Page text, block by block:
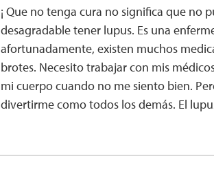
¡ Que no tenga cura no significa que no
desagradable tener lupus. Es una
afortunadamente, existen muchos
brotes. Necesito trabajar con mis
mi cuerpo cuando no me siento bien.
divertirme como todos los demás. El